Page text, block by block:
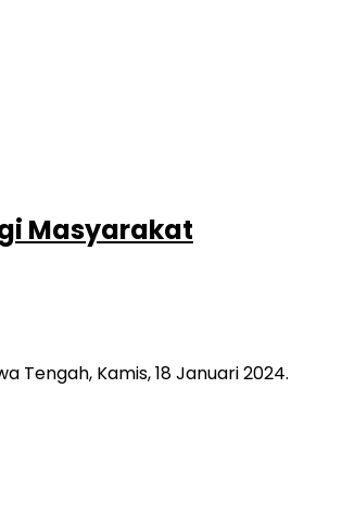
Masyarakat
Tengah, Kamis, 18 Januari 2024.